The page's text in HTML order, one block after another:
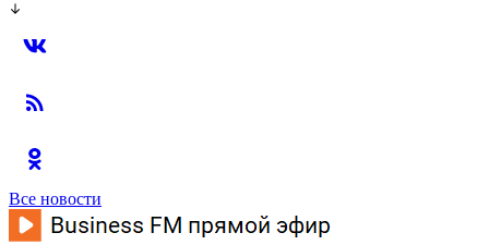
Все новости